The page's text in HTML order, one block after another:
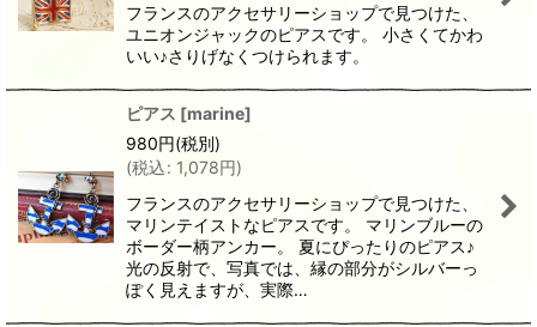
フランスのアクセサリーショップで見つけた、
ユニオンジャックのピアスです。 小さくてかわ
いい♪さりげなくつけられます。
ピアス [marine]
980円(税別)
(税込: 1,078円)
フランスのアクセサリーショップで見つけた、
マリンテイストなピアスです。 マリンブルーの
ボーダー柄アンカー。 夏にぴったりのピアス♪
光の反射で、写真では、縁の部分がシルバーっ
ぽく見えますが、実際…